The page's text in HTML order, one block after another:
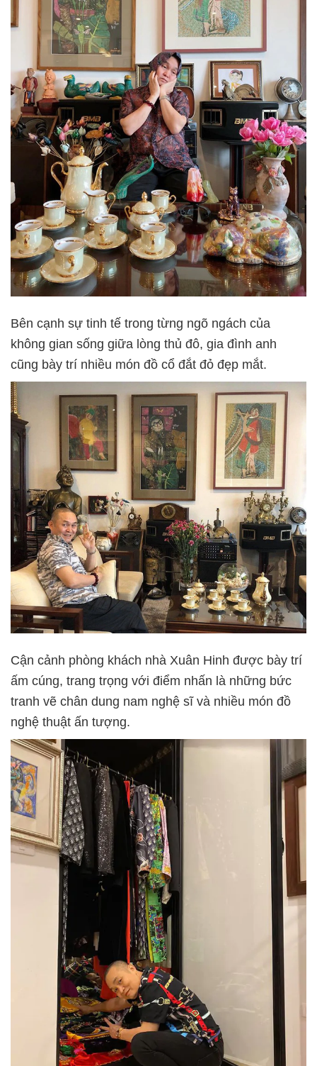
Bên cạnh sự tinh tế trong từng ngõ ngách của
không gian sống giữa lòng thủ đô, gia đình anh
cũng bày trí nhiều món đồ cổ đắt đỏ đẹp mắt.
Cận cảnh phòng khách nhà Xuân Hinh được bày trí
ấm cúng, trang trọng với điểm nhấn là những bức
tranh vẽ chân dung nam nghệ sĩ và nhiều món đồ
nghệ thuật ấn tượng.